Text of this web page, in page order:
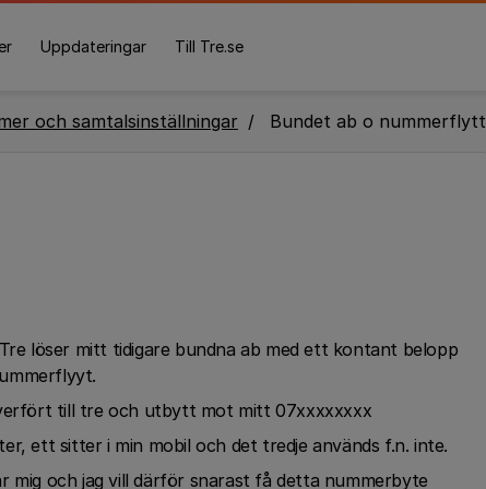
Uppdateringar Till Tre.se
och samtalsinställningar Bundet ab o nummerflytt
löser mitt tidigare bundna ab med ett kontant belopp
till tre och utbytt mot mitt 07xxxxxxxx
ett sitter i min mobil och det tredje används f.n. inte.
mig och jag vill därför snarast få detta nummerbyte